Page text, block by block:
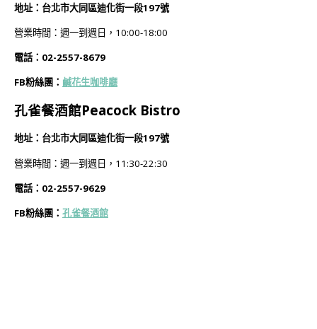
地址：台北市大同區迪化街一段197號
營業時間：週一到週日，10:00-18:00
電話：02-2557-8679
FB粉絲團： 鹹花生咖啡廳
孔雀餐酒館Peacock Bistro
地址：台北市大同區迪化街一段197號
營業時間：週一到週日，11:30-22:30
電話：02-2557-9629
FB粉絲團： 孔雀餐酒館